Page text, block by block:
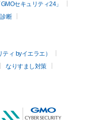
セキュリティ24」
断
ィ byイエラエ）
なりすまし対策